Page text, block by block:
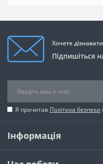
Хочете
Підпишіться
Я прочитав Політика безпеки
Інформація